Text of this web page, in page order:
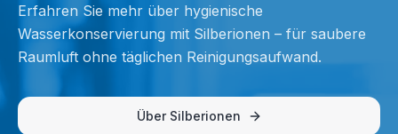
Erfahren Sie mehr über hygienische
Wasserkonservierung mit Silberionen – für saubere
Raumluft ohne täglichen Reinigungsaufwand.
Über Silberionen